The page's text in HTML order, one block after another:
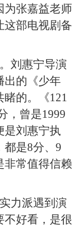
为张嘉益老师
这部电视剧备
刘惠宁导演
出的《少年
睹的。《121
，曾是1999
是刘惠宁执
都是8分、9
非常值得信赖
力派遇到演
不好看，是很